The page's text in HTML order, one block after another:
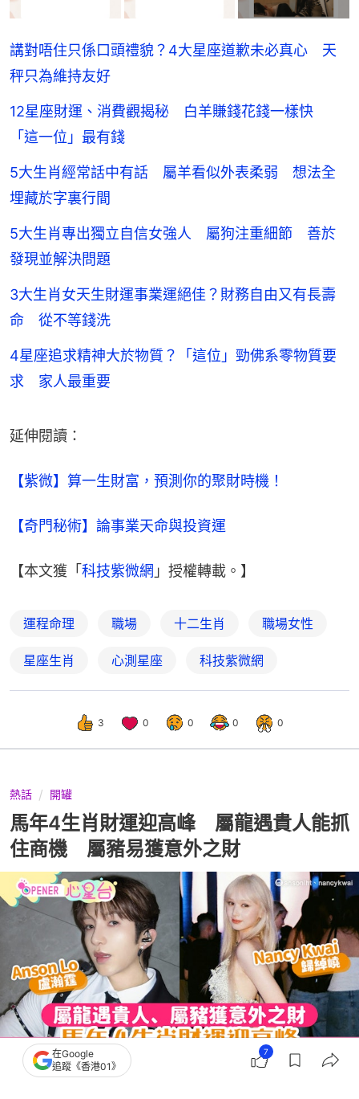
講對唔住只係口頭禮貌？4大星座道歉未必真心 天
秤只為維持友好
12星座財運、消費觀揭秘 白羊賺錢花錢一樣快
「這一位」最有錢
5大生肖經常話中有話 屬羊看似外表柔弱 想法全
埋藏於字裏行間
5大生肖專出獨立自信女強人 屬狗注重細節 善於
發現並解決問題
3大生肖女天生財運事業運絕佳？財務自由又有長壽
命 從不等錢洗
4星座追求精神大於物質？「這位」勁佛系零物質要
求 家人最重要
延伸閱讀：
【紫微】算一生財富，預測你的聚財時機！
【奇門秘術】論事業天命與投資運
【本文獲「 科技紫微網 」授權轉載。】
運程命理 職場 十二生肖 職場女性
星座生肖 心測星座 科技紫微網
3 0 0 0 0
熱話 開罐
馬年4生肖財運迎高峰 屬龍遇貴人能抓
住商機 屬豬易獲意外之財
撰文：聯合新聞網
在Google
追蹤《香港01》
7